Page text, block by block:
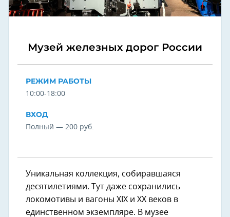
Музей железных дорог России
РЕЖИМ РАБОТЫ
10:00-18:00
ВХОД
Полный — 200 руб.
Уникальная коллекция, собиравшаяся
десятилетиями. Тут даже сохранились
локомотивы и вагоны XIX и XX веков в
единственном экземпляре. В музее